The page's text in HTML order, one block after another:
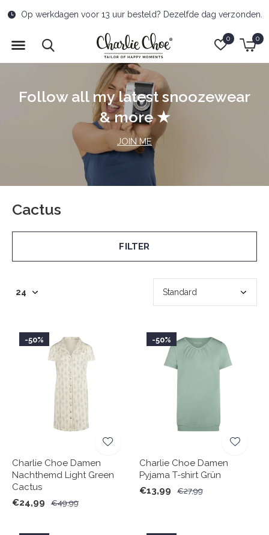
0 0
13 uur besteld? Dezelfde dag verzonden.
Follow all my latest snoozewear
& more ★
JOIN ME
Cactus
FILTER
-50%
Charlie Choe Damen
Nachthemd Light Green
Cactus
€24,99
€49,99
-50%
Charlie Choe Damen
Pyjama T-shirt Grün
€13,99
€27,99